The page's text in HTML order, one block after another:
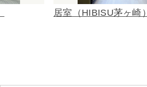
居室（HIBISU茅ヶ崎）